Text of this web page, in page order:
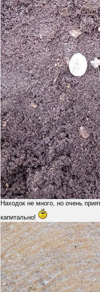
Находок не много, но очень
капитально!